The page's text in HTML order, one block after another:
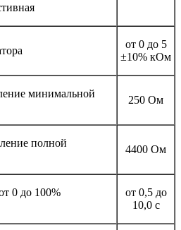
от 0 до 5
±10% кОм
минимальной
250 Ом
полной
4400 Ом
0 до 100%
от 0,5 до
10,0 с